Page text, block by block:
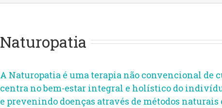
Naturopatia
A Naturopatia é uma terapia não convencional de
centra no bem-estar integral e holístico do
e prevenindo doenças através de métodos naturais